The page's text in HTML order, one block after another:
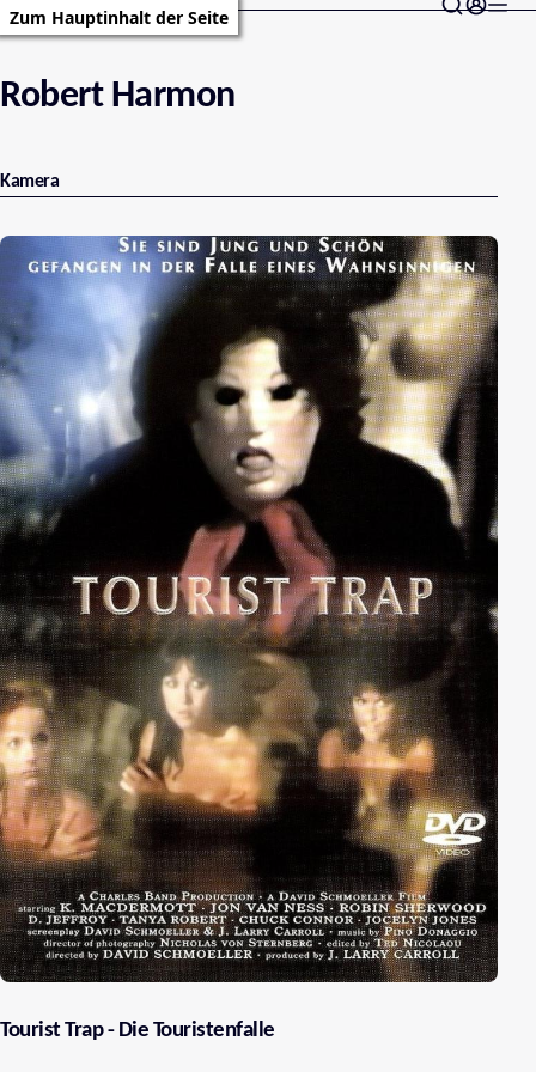
Zum Hauptinhalt der Seite
Robert Harmon
Kamera
Tourist Trap - Die Touristenfalle